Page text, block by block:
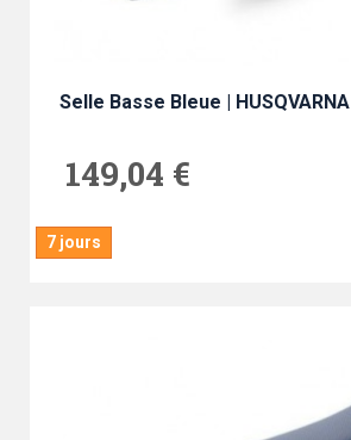
Selle Basse Bleue | HUSQVARNA
149,04 €
7 jours